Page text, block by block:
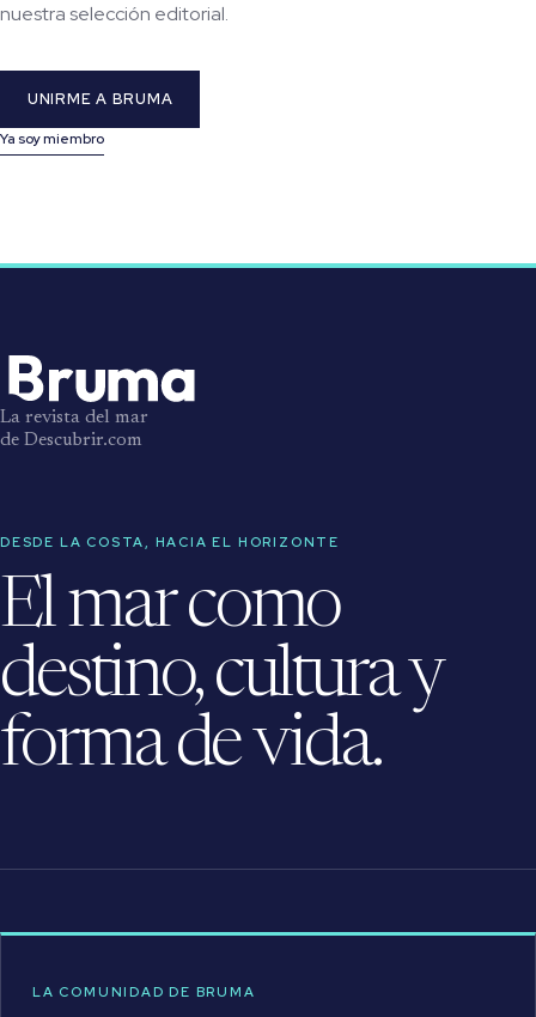
nuestra selección editorial.
UNIRME A BRUMA
Ya soy miembro
La revista del mar
de Descubrir.com
DESDE LA COSTA, HACIA EL HORIZONTE
El mar como
destino, cultura y
forma de vida.
LA COMUNIDAD DE BRUMA